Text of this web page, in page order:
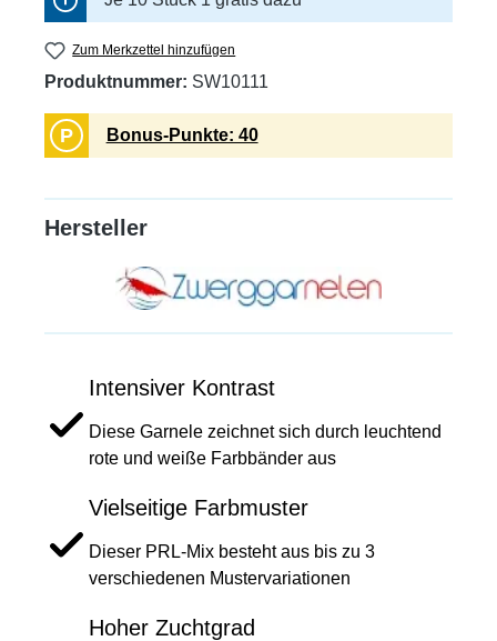
Zum Merkzettel hinzufügen
Produktnummer: SW10111
P Bonus-Punkte: 40
Hersteller
Intensiver Kontrast
Diese Garnele zeichnet sich durch leuchtend
rote und weiße Farbbänder aus
Vielseitige Farbmuster
Dieser PRL-Mix besteht aus bis zu 3
verschiedenen Mustervariationen
Hoher Zuchtgrad